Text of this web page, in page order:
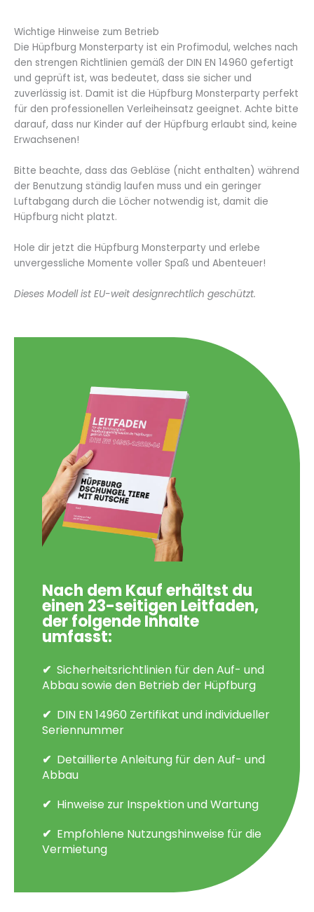
Wichtige Hinweise zum Betrieb
Die Hüpfburg Monsterparty ist ein Profimodul, welches nach
den strengen Richtlinien gemäß der DIN EN 14960 gefertigt
und geprüft ist, was bedeutet, dass sie sicher und
zuverlässig ist. Damit ist die Hüpfburg Monsterparty perfekt
für den professionellen Verleiheinsatz geeignet. Achte bitte
darauf, dass nur Kinder auf der Hüpfburg erlaubt sind, keine
Erwachsenen!
Bitte beachte, dass das Gebläse (nicht enthalten) während
der Benutzung ständig laufen muss und ein geringer
Luftabgang durch die Löcher notwendig ist, damit die
Hüpfburg nicht platzt.
Hole dir jetzt die Hüpfburg Monsterparty und erlebe
unvergessliche Momente voller Spaß und Abenteuer!
Dieses Modell ist EU-weit designrechtlich geschützt.
Nach dem Kauf erhältst du
einen 23-seitigen Leitfaden,
der folgende Inhalte
umfasst:
Sicherheitsrichtlinien für den Auf- und
Abbau sowie den Betrieb der Hüpfburg
DIN EN 14960 Zertifikat und individueller
Seriennummer
Detaillierte Anleitung für den Auf- und
Abbau
Hinweise zur Inspektion und Wartung
Empfohlene Nutzungshinweise für die
Vermietung